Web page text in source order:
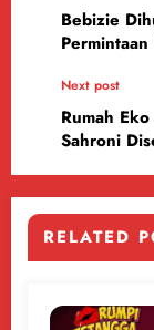
Bebizie
Next post
Rumah
Sahroni
RELATED